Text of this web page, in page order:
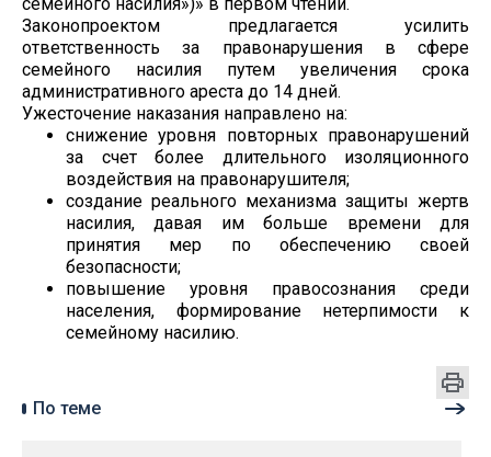
Законопроектом предлагается усилить
ответственность за правонарушения в сфере
семейного насилия путем увеличения срока
административного ареста до 14 дней.
Ужесточение наказания направлено на:
снижение уровня повторных правонарушений
за счет более длительного изоляционного
воздействия на правонарушителя;
создание реального механизма защиты жертв
насилия, давая им больше времени для
принятия мер по обеспечению своей
безопасности;
повышение уровня правосознания среди
населения, формирование нетерпимости к
семейному насилию.
По теме